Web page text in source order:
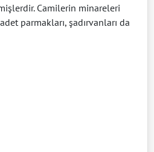
Camilerin minareleri
parmakları, şadırvanları da